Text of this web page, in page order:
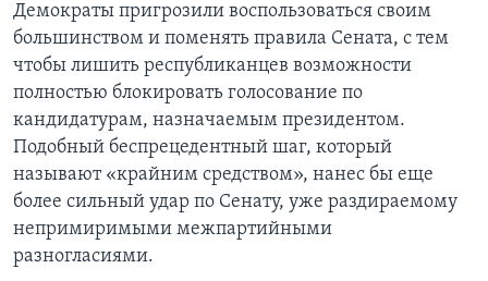
Демократы пригрозили воспользоваться своим
большинством и поменять правила Сената, с тем
чтобы лишить республиканцев возможности
полностью блокировать голосование по
кандидатурам, назначаемым президентом.
Подобный беспрецедентный шаг, который
называют «крайним средством», нанес бы еще
более сильный удар по Сенату, уже раздираемому
непримиримыми межпартийными
разногласиями.